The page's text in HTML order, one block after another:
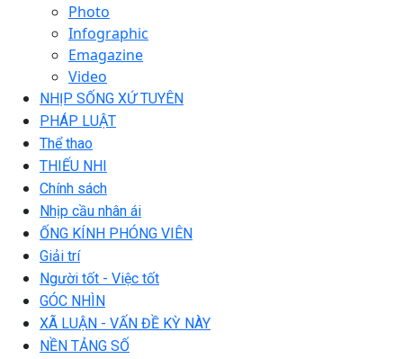
Photo
Infographic
Emagazine
Video
NHỊP SỐNG XỨ TUYÊN
PHÁP LUẬT
Thể thao
THIẾU NHI
Chính sách
Nhịp cầu nhân ái
ỐNG KÍNH PHÓNG VIÊN
Giải trí
Người tốt - Việc tốt
GÓC NHÌN
XÃ LUẬN - VẤN ĐỀ KỲ NÀY
NỀN TẢNG SỐ